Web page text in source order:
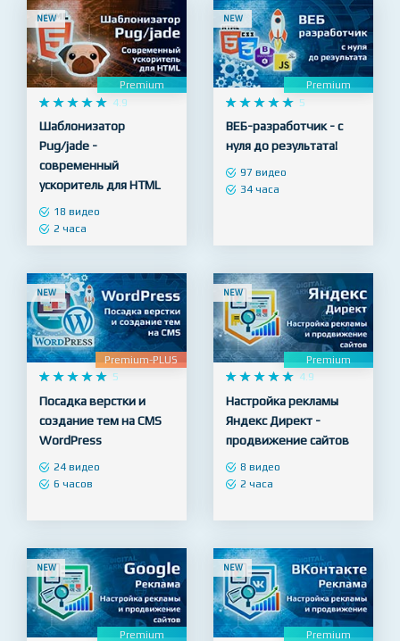
NEW
Premium
   
   
Шаблонизатор
Pug/jade -
современный
ускоритель для HTML
2 часа
NEW
    
     5
ВЕБ-разработчик - с
нуля до результата!
NEW
Premium-PLUS
    
     5
создание тем на CMS
WordPress
NEW
    
     4.9
Настройка рекламы
Яндекс Директ -
продвижение сайтов
NEW NEW